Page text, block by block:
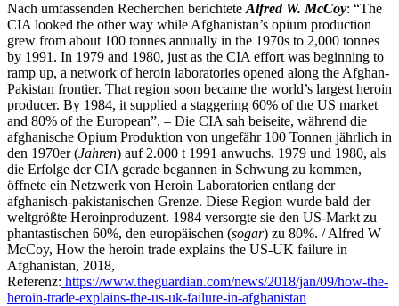
Nach umfassenden Recherchen berichtete Alfred W. McCoy: “The
CIA looked the other way while Afghanistan’s opium production
grew from about 100 tonnes annually in the 1970s to 2,000 tonnes
by 1991. In 1979 and 1980, just as the CIA effort was beginning to
ramp up, a network of heroin laboratories opened along the Afghan-
Pakistan frontier. That region soon became the world’s largest heroin
producer. By 1984, it supplied a staggering 60% of the US market
and 80% of the European”. – Die CIA sah beiseite, während die
afghanische Opium Produktion von ungefähr 100 Tonnen jährlich in
den 1970er (Jahren) auf 2.000 t 1991 anwuchs. 1979 und 1980, als
die Erfolge der CIA gerade begannen in Schwung zu kommen,
öffnete ein Netzwerk von Heroin Laboratorien entlang der
afghanisch-pakistanischen Grenze. Diese Region wurde bald der
weltgrößte Heroinproduzent. 1984 versorgte sie den US-Markt zu
phantastischen 60%, den europäischen (sogar) zu 80%. / Alfred W
McCoy, How the heroin trade explains the US-UK failure in
Afghanistan, 2018,
Referenz: https://www.theguardian.com/news/2018/jan/09/how-the-
heroin-trade-explains-the-us-uk-failure-in-afghanistan